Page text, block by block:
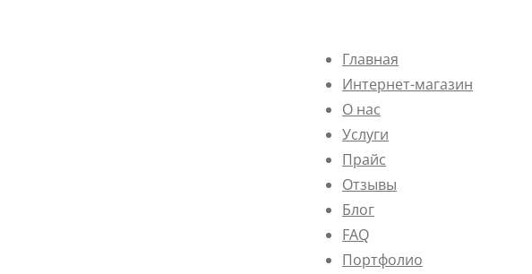
Главная
Интернет-магазин
О нас
Услуги
Прайс
Отзывы
Блог
FAQ
Портфолио